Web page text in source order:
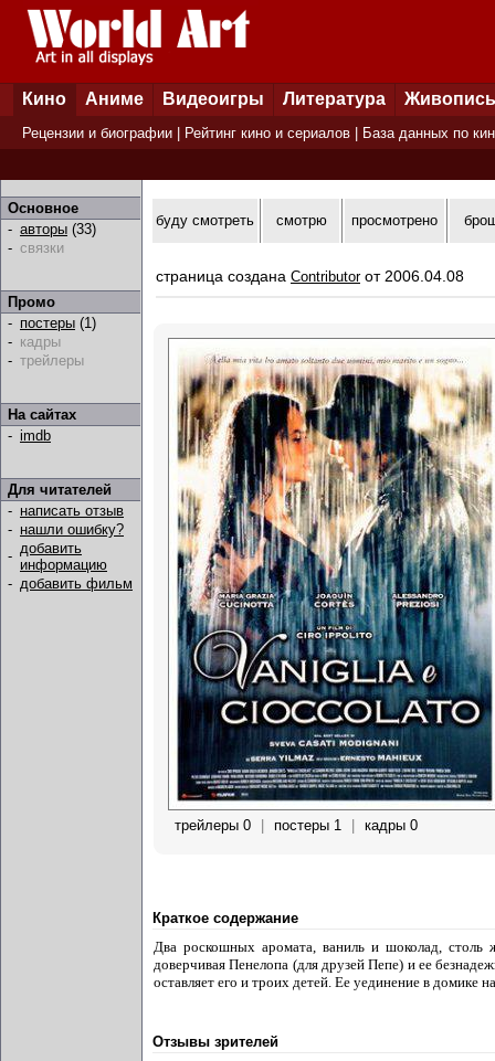
Кино Аниме Видеоигры Литература Живопись
Рецензии и биографии Рейтинг кино и сериалов База данных по
Основное
- авторы (33)
- связки
Промо
- постеры (1)
- кадры
- трейлеры
На сайтах
- imdb
Для читателей
- написать отзыв
- нашли ошибку?
- добавить
информацию
- добавить фильм
буду смотреть смотрю просмотрено
страница создана Contributorот 2006.04.08
трейлеры 0 постеры 1 кадры 0
Краткое содержание
Два роскошных аромата, ваниль и шоколад,
доверчивая Пенелопа (для друзей Пепе) и ее
оставляет его и троих детей. Ее уединение в домике
Отзывы зрителей